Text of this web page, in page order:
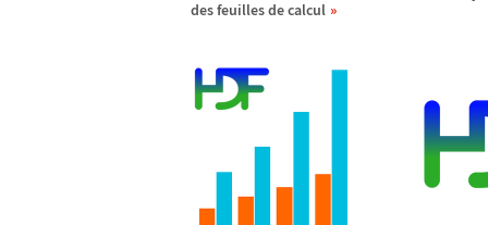
des feuilles de calcul